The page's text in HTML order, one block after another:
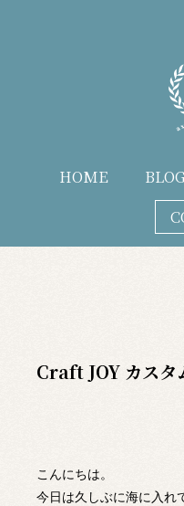
HOME
Craft JOY カスタ
こんにちは。
今日は久しぶに海に入れ